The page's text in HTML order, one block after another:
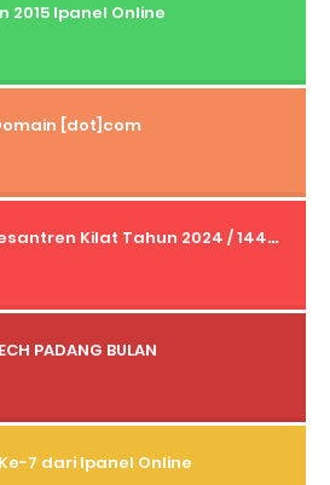
2015 Ipanel Online
[dot]com
Materi Pesantren Kilat Tahun 2024 / 1445 H
PADANG BULAN
7 dari Ipanel Online